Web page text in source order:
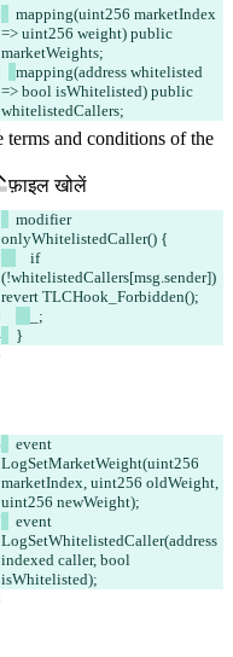
  mapping(uint256 marketIndex
=> uint256 weight) public
marketWeights;
mapping(address whitelisted
=> bool isWhitelisted) public
whitelistedCallers;
  modifier
onlyWhitelistedCaller() {
    if
(!whitelistedCallers[msg.sender])
revert TLCHook_Forbidden();
_;
  }
  event
LogSetMarketWeight(uint256
marketIndex, uint256 oldWeight,
uint256 newWeight);
  event
LogSetWhitelistedCaller(address
indexed caller, bool
isWhitelisted);
फ़ाइल खोलें
फ़ाइल खोलें